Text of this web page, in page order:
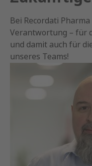
Bei Recordati
Verantwortung – für
und damit auch für
unseres Teams!